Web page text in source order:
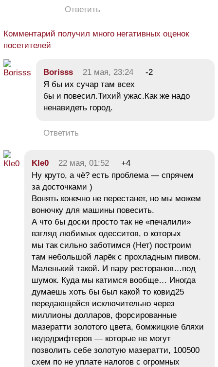
Ответить
Комментарий получил много негативных оценок
посетителей
Borisss 21 мая, 23:24
-2
Я бы их сучар там всех
бы и повесил.Тихий ужас.Как же надо
ненавидеть город.
Ответить
Kle0 22 мая, 01:52
+4
Ну круто, а чё? есть проблема — спрячем
за досточками )
Вонять конечно не перестанет, но мы можем
вонючку для машины повесить.
А что бы доски просто так не «печалили»
взгляд любимых одесситов, о которых
мы так сильно заботимся (Нет) построим
там небольшой ларёк с прохладным пивом.
Маленький такой. И пару ресторанов…под
шумок. Куда мы катимся вообще… Иногда
думаешь хоть бы был какой то ковид25
передающейся исключительно через
миллионы долларов, форсированные
мазератти золотого цвета, бомжицкие бляхи
недодрифтеров — которые не могут
позволить себе золотую мазератти, 100500
схем по не уплате налогов с огромных